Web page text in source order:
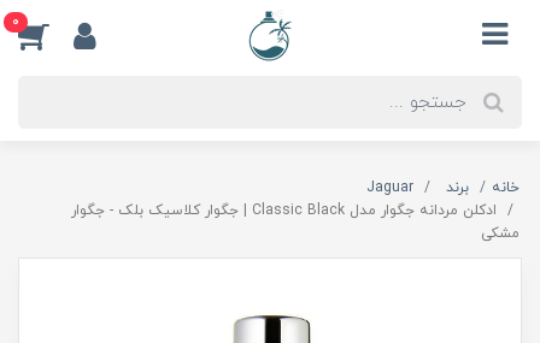
0
خانه برند
Jaguar
ادکلن مردانه جگوار مدل Classic Black | جگوار کلاسیک بلک - جگوار
مشکی